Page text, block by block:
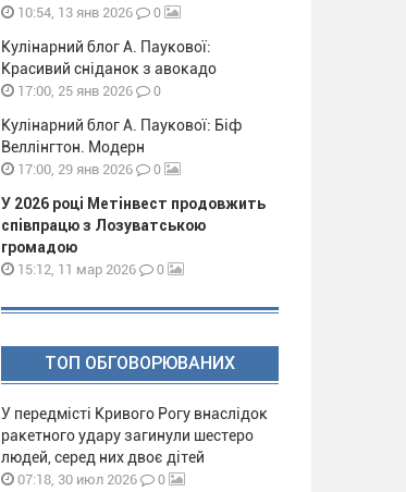
10:54, 13 янв 2026 0
Кулінарний блог А. Паукової:
Красивий сніданок з авокадо
17:00, 25 янв 2026 0
Кулінарний блог А. Паукової: Біф
Веллінгтон. Модерн
17:00, 29 янв 2026 0
У 2026 році Метінвест продовжить
співпрацю з Лозуватською
громадою
15:12, 11 мар 2026 0
ТОП ОБГОВОРЮВАНИХ
У передмісті Кривого Рогу внаслідок
ракетного удару загинули шестеро
людей, серед них двоє дітей
07:18, 30 июл 2026 0